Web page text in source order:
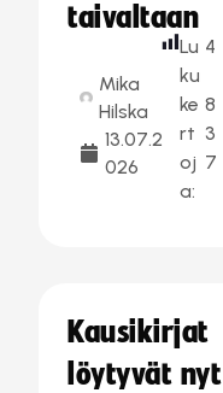
taivaltaan
Mika
Hilska
13.07.2
026
Lu
ku
ke
rt
oj
a:
4
8
3
7
Kausikirjat
löytyvät nyt